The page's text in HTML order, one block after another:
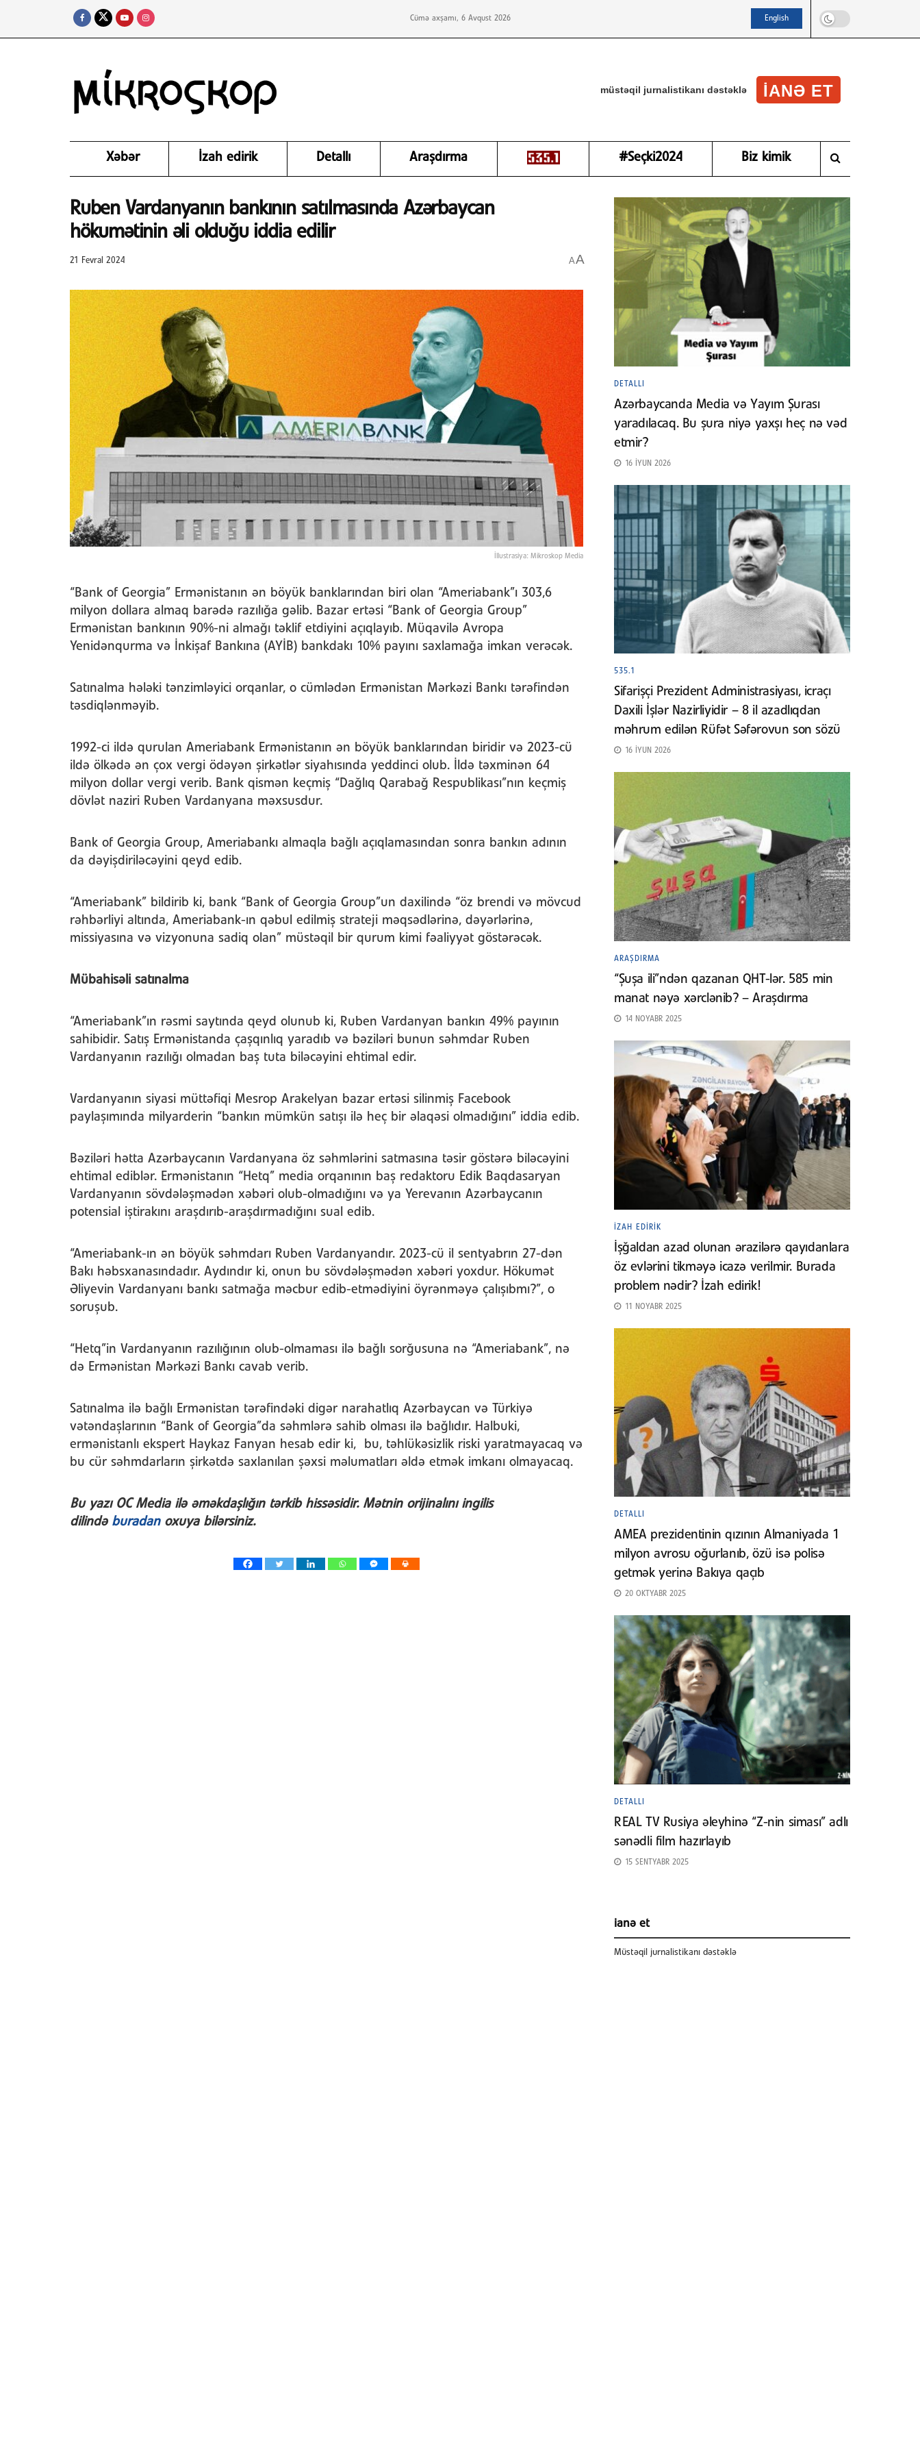
Cümə axşamı, 6 Avqust 2026 English
müstəqil jurnalistikanı dəstəklə IANƏ ET
Xəbər İzah edirik Detallı Araşdırma #Seçki2024 Biz kimik
Ruben Vardanyanın bankının satılmasında Azərbaycan
hökumətinin əli olduğu iddia edilir
21 Fevral 2024 AA
İllustrasiya: Mikroskop Media
“Bank of Georgia” Ermənistanın ən böyük banklarından biri olan “Ameriabank”ı 303,6
milyon dollara almaq barədə razılığa gəlib. Bazar ertəsi “Bank of Georgia Group”
Ermənistan bankının 90%-ni almağı təklif etdiyini açıqlayıb. Müqavilə Avropa
Yenidənqurma və İnkişaf Bankına (AYİB) bankdakı 10% payını saxlamağa imkan verəcək.
Satınalma hələki tənzimləyici orqanlar, o cümlədən Ermənistan Mərkəzi Bankı tərəfindən
təsdiqlənməyib.
1992-ci ildə qurulan Ameriabank Ermənistanın ən böyük banklarından biridir və 2023-cü
ildə ölkədə ən çox vergi ödəyən şirkətlər siyahısında yeddinci olub. İldə təxminən 64
milyon dollar vergi verib. Bank qismən keçmiş “Dağlıq Qarabağ Respublikası”nın keçmiş
dövlət naziri Ruben Vardanyana məxsusdur.
Bank of Georgia Group, Ameriabankı almaqla bağlı açıqlamasından sonra bankın adının
da dəyişdiriləcəyini qeyd edib.
“Ameriabank” bildirib ki, bank “Bank of Georgia Group”un daxilində “öz brendi və mövcud
rəhbərliyi altında, Ameriabank-ın qəbul edilmiş strateji məqsədlərinə, dəyərlərinə,
missiyasına və vizyonuna sadiq olan” müstəqil bir qurum kimi fəaliyyət göstərəcək.
Mübahisəli satınalma
“Ameriabank”ın rəsmi saytında qeyd olunub ki, Ruben Vardanyan bankın 49% payının
sahibidir. Satış Ermənistanda çaşqınlıq yaradıb və bəziləri bunun səhmdar Ruben
Vardanyanın razılığı olmadan baş tuta biləcəyini ehtimal edir.
Vardanyanın siyasi müttəfiqi Mesrop Arakelyan bazar ertəsi silinmiş Facebook
paylaşımında milyarderin “bankın mümkün satışı ilə heç bir əlaqəsi olmadığını” iddia edib.
Bəziləri hətta Azərbaycanın Vardanyana öz səhmlərini satmasına təsir göstərə biləcəyini
ehtimal ediblər. Ermənistanın “Hetq” media orqanının baş redaktoru Edik Baqdasaryan
Vardanyanın sövdələşmədən xəbəri olub-olmadığını və ya Yerevanın Azərbaycanın
potensial iştirakını araşdırıb-araşdırmadığını sual edib.
“Ameriabank-ın ən böyük səhmdarı Ruben Vardanyandır. 2023-cü il sentyabrın 27-dən
Bakı həbsxanasındadır. Aydındır ki, onun bu sövdələşmədən xəbəri yoxdur. Hökumət
Əliyevin Vardanyanı bankı satmağa məcbur edib-etmədiyini öyrənməyə çalışıbmı?”, o
soruşub.
“Hetq”in Vardanyanın razılığının olub-olmaması ilə bağlı sorğusuna nə “Ameriabank”, nə
də Ermənistan Mərkəzi Bankı cavab verib.
Satınalma ilə bağlı Ermənistan tərəfindəki digər narahatlıq Azərbaycan və Türkiyə
vətəndaşlarının “Bank of Georgia”da səhmlərə sahib olması ilə bağlıdır. Halbuki,
ermənistanlı ekspert Haykaz Fanyan hesab edir ki, bu, təhlükəsizlik riski yaratmayacaq və
bu cür səhmdarların şirkətdə saxlanılan şəxsi məlumatları əldə etmək imkanı olmayacaq.
Bu yazı OC Media ilə əməkdaşlığın tərkib hissəsidir. Mətnin orijinalını ingilis
dilindəburadanoxuya bilərsiniz.
DETALLI
Azərbaycanda Media və Yayım Şurası
yaradılacaq. Bu şura niyə yaxşı heç nə vəd
etmir?
16 İYUN 2026
535.1
Sifarişçi Prezident Administrasiyası, icraçı
Daxili İşlər Nazirliyidir – 8 il azadlıqdan
məhrum edilən Rüfət Səfərovun son sözü
16 İYUN 2026
ARAŞDIRMA
“Şuşa ili”ndən qazanan QHT-lər. 585 min
manat nəyə xərclənib? – Araşdırma
14 NOYABR 2025
İZAH EDIRIK
İşğaldan azad olunan ərazilərə qayıdanlara
öz evlərini tikməyə icazə verilmir. Burada
problem nədir? İzah edirik!
11 NOYABR 2025
DETALLI
AMEA prezidentinin qızının Almaniyada 1
milyon avrosu oğurlanıb, özü isə polisə
getmək yerinə Bakıya qaçıb
20 OKTYABR 2025
DETALLI
REAL TV Rusiya əleyhinə “Z-nin siması” adlı
sənədli film hazırlayıb
15 SENTYABR 2025
ianə et
Müstəqil jurnalistikanı dəstəklə